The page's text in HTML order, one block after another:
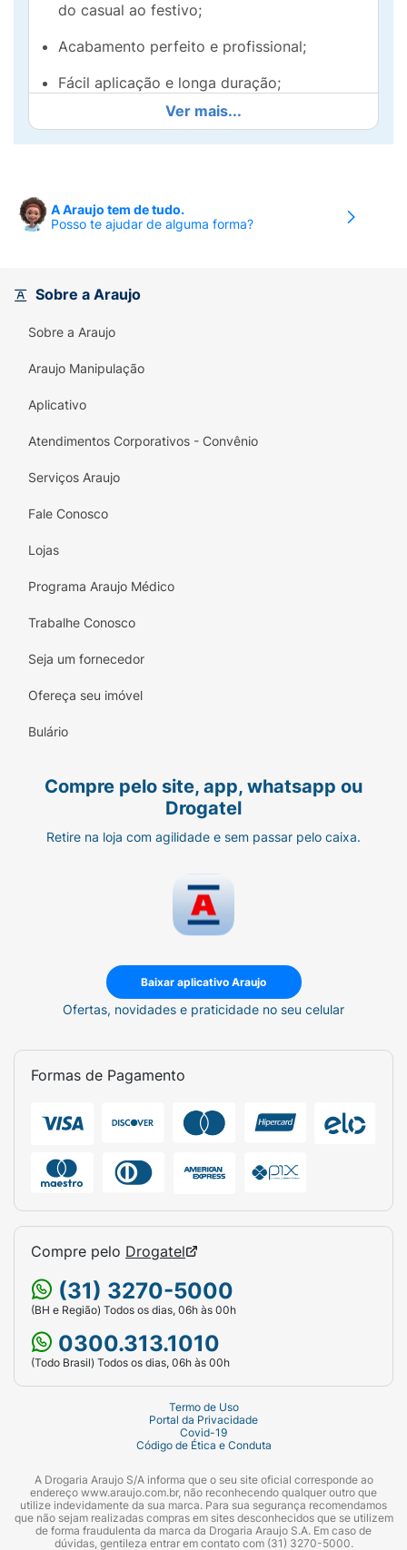
do casual ao festivo;
Acabamento perfeito e profissional;
Fácil aplicação e longa duração;
Vegano e hipoalergênico – perfeito para
todas.
glitter! Seja o destaque, porque brilhar nunca
é demais.
Ver mais...
A Araujo tem de tudo.
Posso te ajudar de alguma forma?
Sobre a Araujo
Sobre a Araujo
Araujo Manipulação
Aplicativo
Atendimentos Corporativos - Convênio
Serviços Araujo
Fale Conosco
Lojas
Programa Araujo Médico
Trabalhe Conosco
Seja um fornecedor
Ofereça seu imóvel
Bulário
Compre pelo site, app, whatsapp ou
Drogatel
Retire na loja com agilidade e sem passar pelo caixa.
Baixar aplicativo Araujo
Ofertas, novidades e praticidade no seu celular
Formas de Pagamento
Compre pelo Drogatel
(31) 3270-5000
(BH e Região) Todos os dias, 06h às 00h
0300.313.1010
(Todo Brasil) Todos os dias, 06h às 00h
Termo de Uso
Portal da Privacidade
Covid-19
Código de Ética e Conduta
A Drogaria Araujo S/A informa que o seu site oficial corresponde ao
endereço www.araujo.com.br, não reconhecendo qualquer outro que
utilize indevidamente da sua marca. Para sua segurança recomendamos
que não sejam realizadas compras em sites desconhecidos que se utilizem
de forma fraudulenta da marca da Drogaria Araujo S.A. Em caso de
dúvidas, gentileza entrar em contato com (31) 3270-5000.